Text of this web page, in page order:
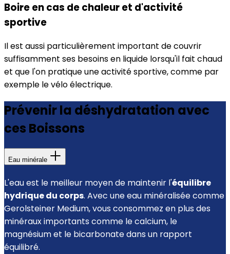
Boire en cas de chaleur et d'activité
sportive
Il est aussi particulièrement important de couvrir
suffisamment ses besoins en liquide lorsqu'il fait chaud
et que l'on pratique une activité sportive, comme par
exemple le vélo électrique.
Prévenir la déshydratation avec
ces Boissons
Eau minérale
L'eau est le meilleur moyen de maintenir l'équilibre
hydrique du corps. Avec une eau minéralisée comme
Gerolsteiner Medium, vous consommez en plus des
minéraux importants comme le calcium, le
magnésium et le bicarbonate dans un rapport
équilibré.